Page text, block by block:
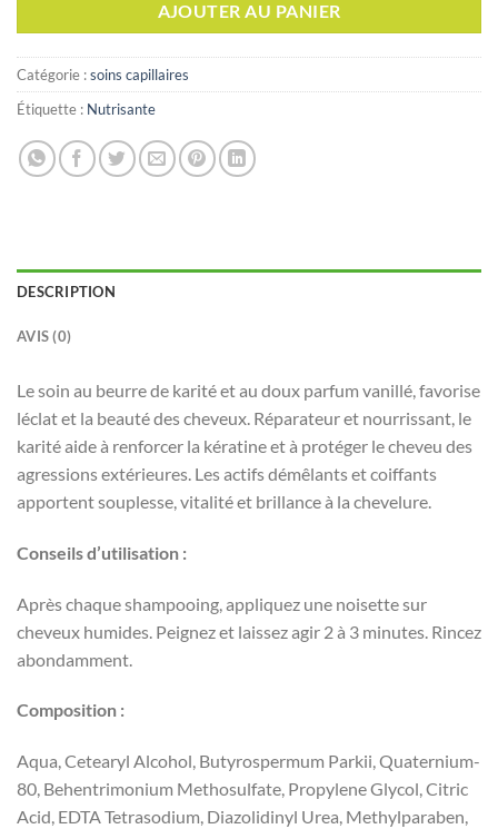
AJOUTER AU PANIER
Catégorie :soins capillaires
Étiquette : Nutrisante
DESCRIPTION
AVIS (0)
Le soin au beurre de karité et au doux parfum vanillé, favorise
léclat et la beauté des cheveux. Réparateur et nourrissant, le
karité aide à renforcer la kératine et à protéger le cheveu des
agressions extérieures. Les actifs démêlants et coiffants
apportent souplesse, vitalité et brillance à la chevelure.
Conseils d’utilisation :
Après chaque shampooing, appliquez une noisette sur
cheveux humides. Peignez et laissez agir 2 à 3 minutes. Rincez
abondamment.
Composition :
Aqua, Cetearyl Alcohol, Butyrospermum Parkii, Quaternium-
80, Behentrimonium Methosulfate, Propylene Glycol, Citric
Acid, EDTA Tetrasodium, Diazolidinyl Urea, Methylparaben,